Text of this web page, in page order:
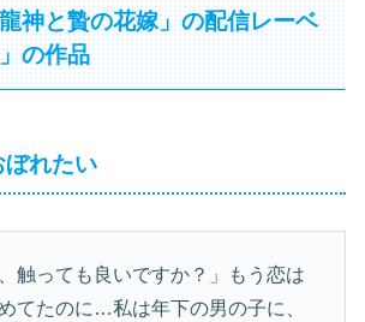
神と贄の花嫁」の配信レーベ
の作品
れたい
触っても良いですか？」もう恋は
てたのに…私は年下の男の子に、